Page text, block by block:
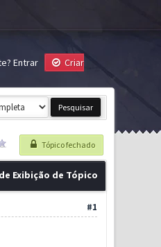
Entrar
Criar
Tópico fechado
Exibição de Tópico
#1